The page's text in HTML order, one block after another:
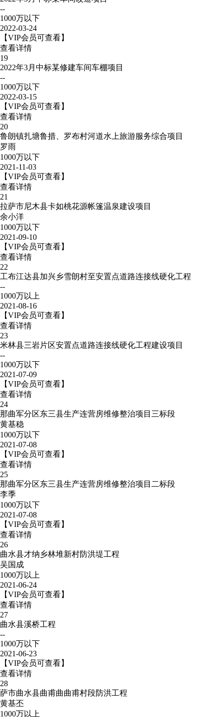
--
1000万以下
2022-03-24
【VIP会员可查看】
查看详情
19
2022年3月中标某修建车间车棚项目
--
1000万以下
2022-03-15
【VIP会员可查看】
查看详情
20
鲁朗镇扎塘鲁措、罗布村河道水上旅游服务综合项目
罗雨
1000万以下
2021-11-03
【VIP会员可查看】
查看详情
21
拉萨市尼木县卡如桃花源帐篷温泉建设项目
余小洋
1000万以下
2021-09-10
【VIP会员可查看】
查看详情
22
工布江达县加兴乡雪朗村至安置点道路连接线硬化工程
--
1000万以上
2021-08-16
【VIP会员可查看】
查看详情
23
米林县三岩片区安置点道路连接线硬化工程建设项目
--
1000万以下
2021-07-09
【VIP会员可查看】
查看详情
24
那曲军分区东三县生产连营房维修整治项目三标段
黄基稳
1000万以下
2021-07-08
【VIP会员可查看】
查看详情
25
那曲军分区东三县生产连营房维修整治项目二标段
李季
1000万以下
2021-07-08
【VIP会员可查看】
查看详情
26
曲水县才纳乡林堆新村防洪堤工程
吴国成
1000万以上
2021-06-24
【VIP会员可查看】
查看详情
27
曲水县溪桥工程
--
1000万以下
2021-06-23
【VIP会员可查看】
查看详情
28
萨市曲水县曲甫曲曲甫村段防洪工程
黄基丕
1000万以上